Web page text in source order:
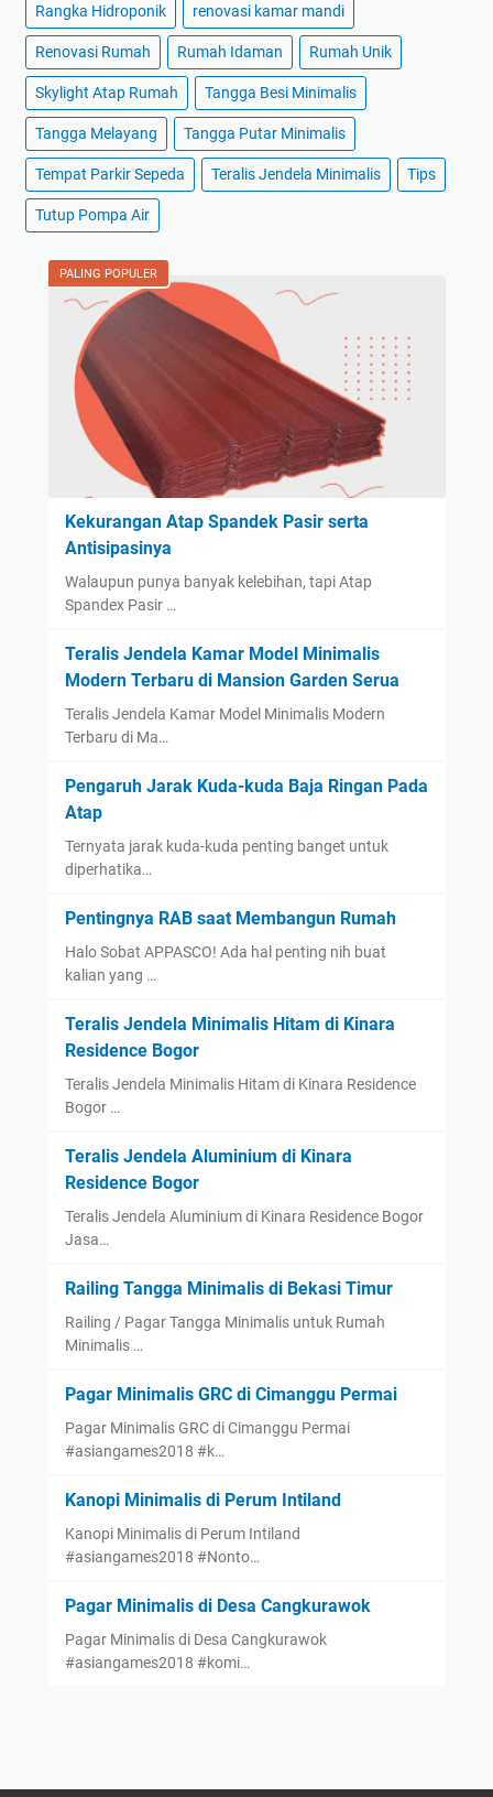
Rangka Hidroponik renovasi kamar mandi
Renovasi Rumah Rumah Idaman Rumah Unik
Skylight Atap Rumah Tangga Besi Minimalis
Tangga Melayang Tangga Putar Minimalis
Tempat Parkir Sepeda Teralis Jendela Minimalis Tips
Tutup Pompa Air
PALING POPULER
Kekurangan Atap Spandek Pasir serta
Antisipasinya
Walaupun punya banyak kelebihan, tapi Atap
Spandex Pasir …
Teralis Jendela Kamar Model Minimalis
Modern Terbaru di Mansion Garden Serua
Teralis Jendela Kamar Model Minimalis Modern
Terbaru di Ma…
Pengaruh Jarak Kuda-kuda Baja Ringan Pada
Atap
Ternyata jarak kuda-kuda penting banget untuk
diperhatika…
Pentingnya RAB saat Membangun Rumah
Halo Sobat APPASCO! Ada hal penting nih buat
kalian yang …
Teralis Jendela Minimalis Hitam di Kinara
Residence Bogor
Teralis Jendela Minimalis Hitam di Kinara Residence
Bogor …
Teralis Jendela Aluminium di Kinara
Residence Bogor
Teralis Jendela Aluminium di Kinara Residence Bogor
Jasa…
Railing Tangga Minimalis di Bekasi Timur
Railing / Pagar Tangga Minimalis untuk Rumah
Minimalis …
Pagar Minimalis GRC di Cimanggu Permai
Pagar Minimalis GRC di Cimanggu Permai
#asiangames2018 #k…
Kanopi Minimalis di Perum Intiland
Kanopi Minimalis di Perum Intiland
#asiangames2018 #Nonto…
Pagar Minimalis di Desa Cangkurawok
Pagar Minimalis di Desa Cangkurawok
#asiangames2018 #komi…